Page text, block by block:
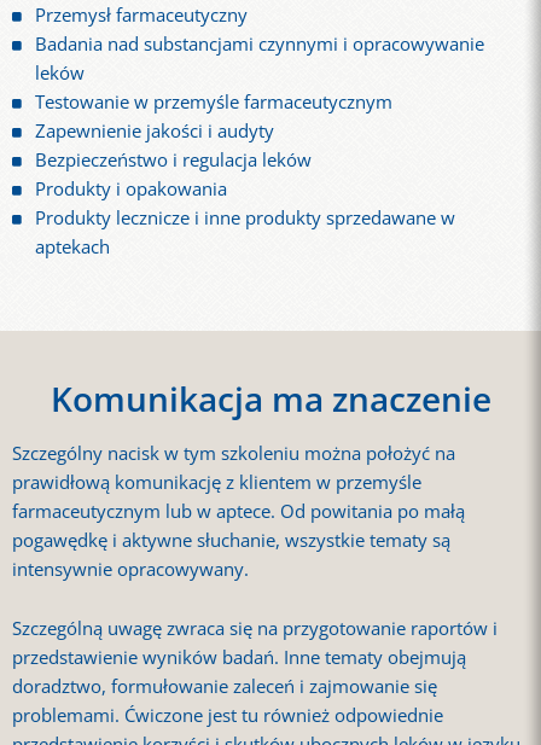
Przemysł farmaceutyczny
Badania nad substancjami czynnymi i opracowywanie
leków
Testowanie w przemyśle farmaceutycznym
Zapewnienie jakości i audyty
Bezpieczeństwo i regulacja leków
Produkty i opakowania
Produkty lecznicze i inne produkty sprzedawane w
aptekach
Komunikacja ma znaczenie
Szczególny nacisk w tym szkoleniu można położyć na
prawidłową komunikację z klientem w przemyśle
farmaceutycznym lub w aptece. Od powitania po małą
pogawędkę i aktywne słuchanie, wszystkie tematy są
intensywnie opracowywany.
Szczególną uwagę zwraca się na przygotowanie raportów i
przedstawienie wyników badań. Inne tematy obejmują
doradztwo, formułowanie zaleceń i zajmowanie się
problemami. Ćwiczone jest tu również odpowiednie